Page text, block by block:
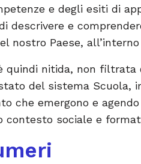
e degli esiti di
descrivere e
nostro Paese,
quindi nitida, non
del sistema Scuola,
che emergono e
contesto sociale e